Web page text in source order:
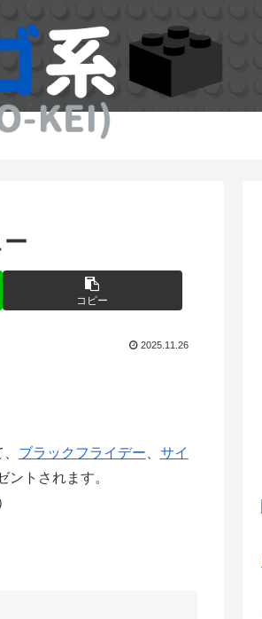
コピー
2025.11.26
ブラックフライデー
サイ
ントされます。